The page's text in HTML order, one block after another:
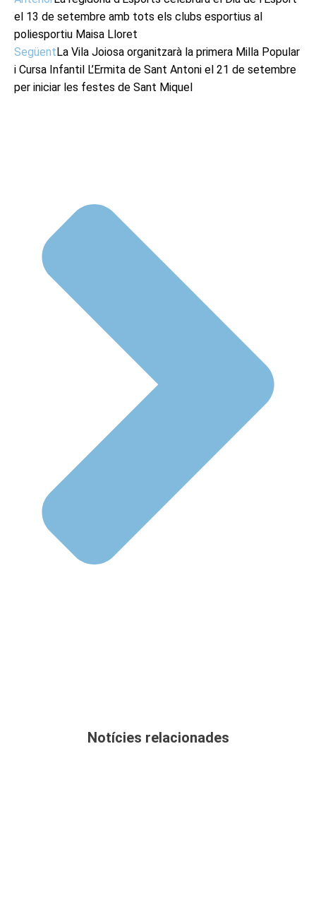
el 13 de setembre amb tots els clubs esportius al
poliesportiu Maisa Lloret
SegüentLa Vila Joiosa organitzarà la primera Milla Popular
i Cursa Infantil L’Ermita de Sant Antoni el 21 de setembre
per iniciar les festes de Sant Miquel
Notícies relacionades